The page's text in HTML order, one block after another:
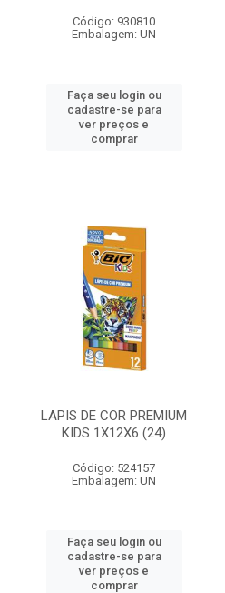
Código: 930810
Embalagem: UN
Faça seu login ou
cadastre-se para
ver preços e
comprar
LAPIS DE COR PREMIUM
KIDS 1X12X6 (24)
Código: 524157
Embalagem: UN
Faça seu login ou
cadastre-se para
ver preços e
comprar